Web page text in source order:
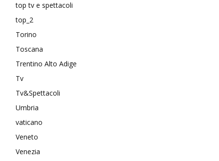
top tv e spettacoli
top_2
Torino
Toscana
Trentino Alto Adige
Tv
Tv&Spettacoli
Umbria
vaticano
Veneto
Venezia